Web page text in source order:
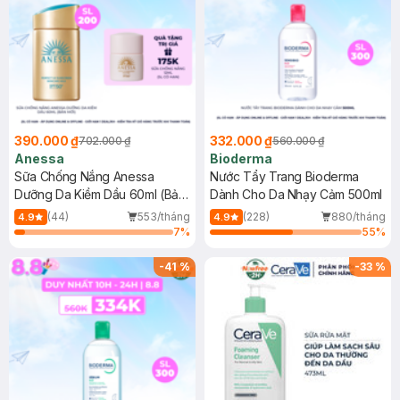
390.000 ₫702.000 ₫
Anessa
Sữa Chống Nắng Anessa
Dưỡng Da Kiềm Dầu 60ml (Bản
Mới)
4.9 (44)
553/tháng
7%
332.000 ₫560.000 ₫
Bioderma
Nước Tẩy Trang Bioderma
Dành Cho Da Nhạy Cảm 500ml
4.9 (228)
880/tháng
55%
-41% -33 %